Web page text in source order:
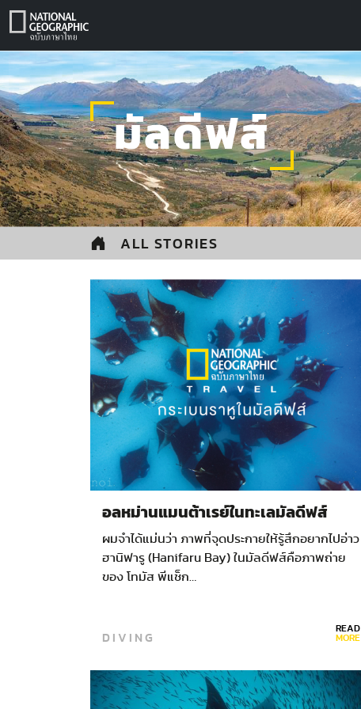
Skip
มัลดีฟส์
ALL STORIES
อลหม่านแมนต้าเรย์ในทะเลมัลดีฟส์
ผมจำได้แม่นว่า ภาพที่จุดประกายให้รู้สึกอยากไปอ่าว
ฮานิฟารู (Hanifaru Bay) ในมัลดีฟส์คือภาพถ่าย
ของ โทมัส พีแช็ก…
DIVING READ
MORE